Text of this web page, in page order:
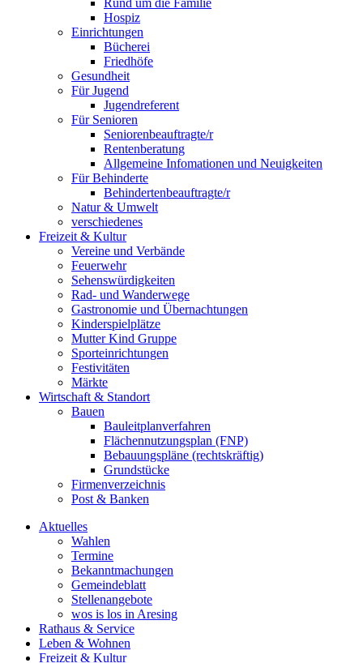
Rund um die Familie
Hospiz
Einrichtungen
Bücherei
Friedhöfe
Gesundheit
Für Jugend
Jugendreferent
Für Senioren
Seniorenbeauftragte/r
Rentenberatung
Allgemeine Infomationen und Neuigkeiten
Für Behinderte
Behindertenbeauftragte/r
Natur & Umwelt
verschiedenes
Freizeit & Kultur
Vereine und Verbände
Feuerwehr
Sehenswürdigkeiten
Rad- und Wanderwege
Gastronomie und Übernachtungen
Kinderspielplätze
Mutter Kind Gruppe
Sporteinrichtungen
Festivitäten
Märkte
Wirtschaft & Standort
Bauen
Bauleitplanverfahren
Flächennutzungsplan (FNP)
Bebauungspläne (rechtskräftig)
Grundstücke
Firmenverzeichnis
Post & Banken
Aktuelles
Wahlen
Termine
Bekanntmachungen
Gemeindeblatt
Stellenangebote
wos is los in Aresing
Rathaus & Service
Leben & Wohnen
Freizeit & Kultur